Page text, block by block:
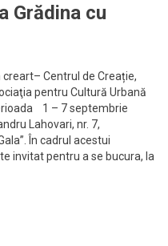
Grădina cu
Centrul de Creație,
pentru Cultură Urbană
1 – 7 septembrie
Lahovari, nr. 7,
În cadrul acestui
invitat pentru a se bucura, la